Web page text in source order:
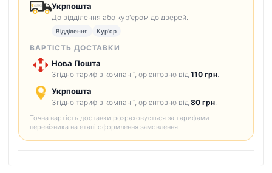
Укрпошта
До відділення або кур'єром до дверей.
Відділення Кур'єр
ВАРТІСТЬ ДОСТАВКИ
Нова Пошта
Згідно тарифів компанії, орієнтовно від 110 грн
Укрпошта
Згідно тарифів компанії, орієнтовно від 80 грн
Точна вартість доставки розраховується за тарифами
перевізника на етапі оформлення замовлення.